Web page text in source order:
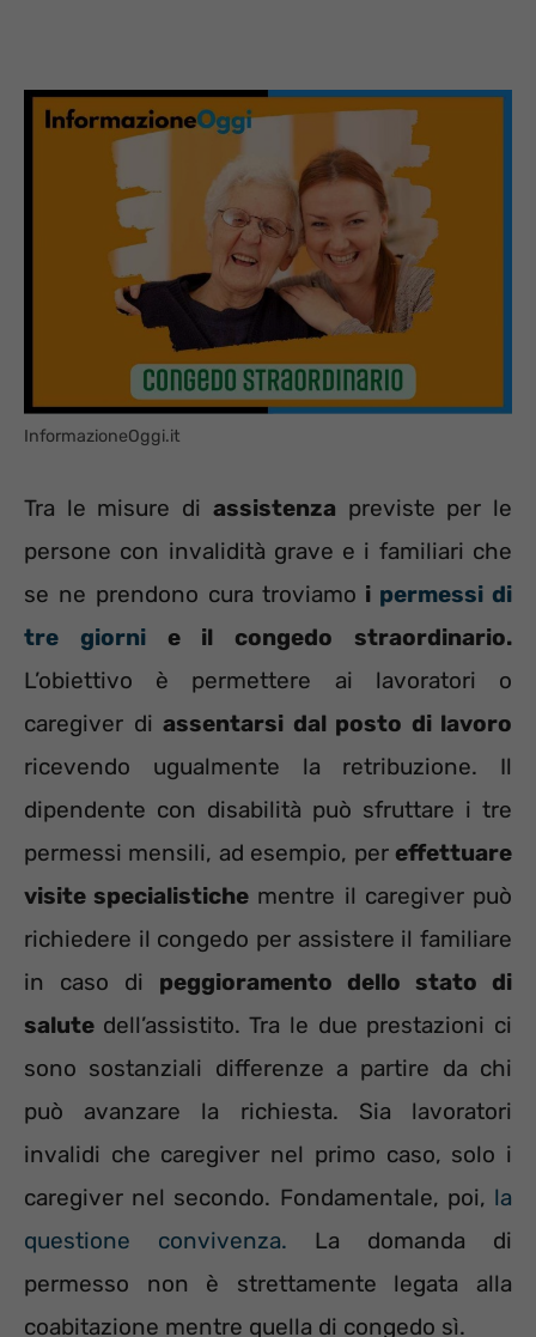
InformazioneOggi.it
Tra le misure di assistenza previste per le
persone con invalidità grave e i familiari che
se ne prendono cura troviamo i permessi di
tre giornie il congedo straordinario.
L’obiettivo è permettere ai lavoratori o
caregiver di assentarsi dal posto di lavoro
ricevendo ugualmente la retribuzione. Il
dipendente con disabilità può sfruttare i tre
permessi mensili, ad esempio, per effettuare
visite specialistiche mentre il caregiver può
richiedere il congedo per assistere il familiare
in caso di peggioramento dello stato di
salute dell’assistito. Tra le due prestazioni ci
sono sostanziali differenze a partire da chi
può avanzare la richiesta. Sia lavoratori
invalidi che caregiver nel primo caso, solo i
caregiver nel secondo. Fondamentale, poi, la
questione convivenza. La domanda di
permesso non è strettamente legata alla
coabitazione mentre quella di congedo sì.